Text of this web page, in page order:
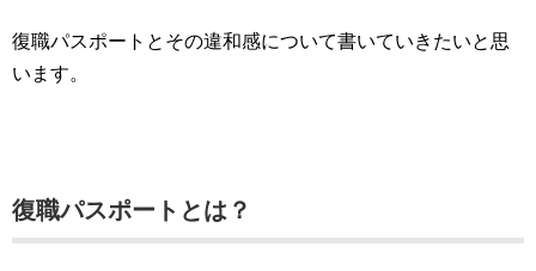
復職パスポートとその違和感について書いていきたいと思
います。
復職パスポートとは？